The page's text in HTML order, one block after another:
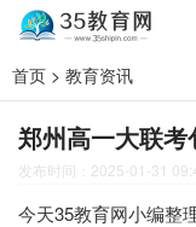
首页 > 教育资讯
郑州高一大联
发布时间：2025-01-31
今天35教育网小编整